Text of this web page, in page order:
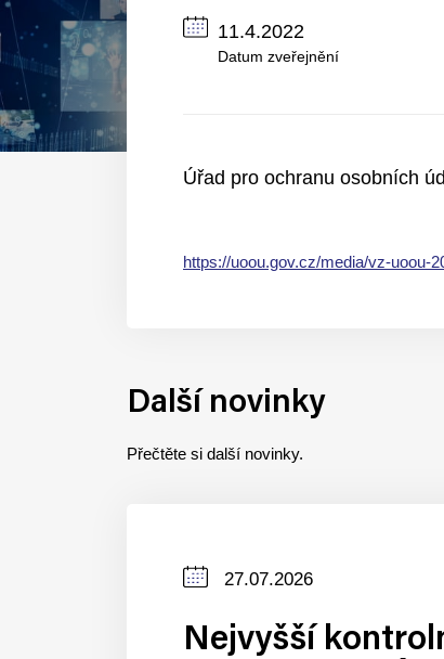
Datum zveřejnění
11.4.2022
Úřad pro ochranu osobních
https://uoou.gov.cz/media/vz-uoou-
Další novinky
Přečtěte si další novinky.
Datum
27.07.2026
Nejvyšší